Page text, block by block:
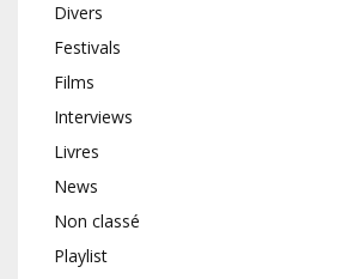
Divers
Festivals
Films
Interviews
Livres
News
Non classé
Playlist